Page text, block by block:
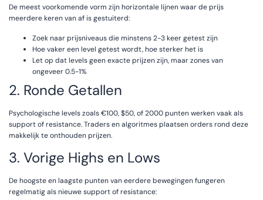
De meest voorkomende vorm zijn horizontale lijnen waar de prijs
meerdere keren van af is gestuiterd:
Zoek naar prijsniveaus die minstens 2-3 keer getest zijn
Hoe vaker een level getest wordt, hoe sterker het is
Let op dat levels geen exacte prijzen zijn, maar zones van
ongeveer 0.5-1%
2. Ronde Getallen
Psychologische levels zoals €100, $50, of 2000 punten werken vaak als
support of resistance. Traders en algoritmes plaatsen orders rond deze
makkelijk te onthouden prijzen.
3. Vorige Highs en Lows
De hoogste en laagste punten van eerdere bewegingen fungeren
regelmatig als nieuwe support of resistance: